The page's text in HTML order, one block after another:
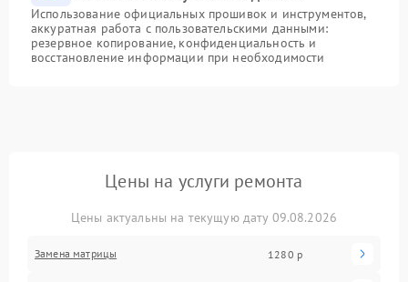
Использование официальных прошивок и инструментов,
аккуратная работа с пользовательскими данными:
резервное копирование, конфиденциальность и
восстановление информации при необходимости
Цены на услуги ремонта
Цены актуальны на текущую дату 09.08.2026
Замена матрицы 1280 р